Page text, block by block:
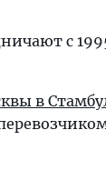
с
в